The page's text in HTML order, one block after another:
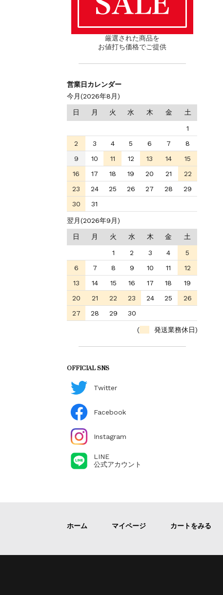
厳選された商品を
お値打ち価格でご提供
営業日カレンダー
今月(2026年8月)
日 月 火 水 木 金 土
1
2
3 4 5 6 7
8
9
10 11 12 13 14
15
16
17 18 19 20 21
22
23
24 25 26 27 28
29
30
31
翌月(2026年9月)
日 月 火 水 木 金 土
1 2 3 4
5
6
7 8 9 10 11
12
13
14 15 16 17 18
19
20
21 22 23 24 25
26
27
28 29 30
( 発送業務休日)
OFFICIAL SNS
Twitter
Facebook
Instagram
LINE
公式アカウント
ホーム マイページ カートをみる